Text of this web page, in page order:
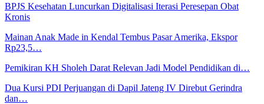
BPJS Kesehatan Luncurkan Digitalisasi Iterasi Peresepan Obat
Kronis
Mainan Anak Made in Kendal Tembus Pasar Amerika, Ekspor
Rp23,5…
Pemikiran KH Sholeh Darat Relevan Jadi Model Pendidikan di…
Dua Kursi PDI Perjuangan di Dapil Jateng IV Direbut Gerindra
dan…